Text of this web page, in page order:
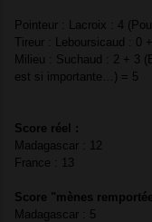
Pointeur : Lacroix : 4
Tireur : Leboursicaud : 0
Milieu : Suchaud : 2 + 3
est si importante…) = 5
Score réel :
Madagascar : 12
France : 13
Score "mènes
Madagascar : 5